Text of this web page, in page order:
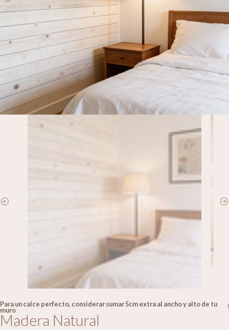
Para un calce perfecto, considerar sumar 5cm extra al ancho y alto de tu
muro
|
Madera Natural